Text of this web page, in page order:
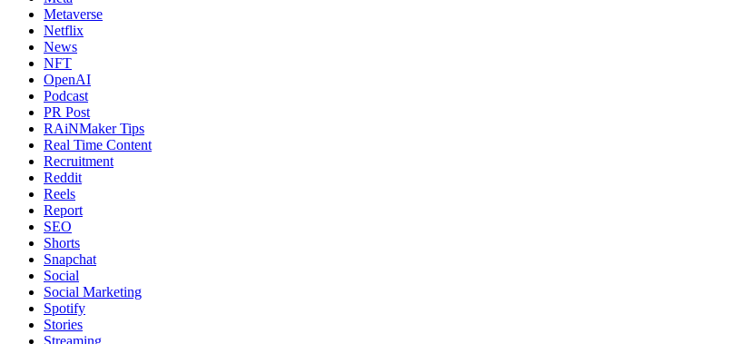
Metaverse
Netflix
News
NFT
OpenAI
Podcast
PR Post
RAiNMaker Tips
Real Time Content
Recruitment
Reddit
Reels
Report
SEO
Shorts
Snapchat
Social
Social Marketing
Spotify
Stories
Streaming